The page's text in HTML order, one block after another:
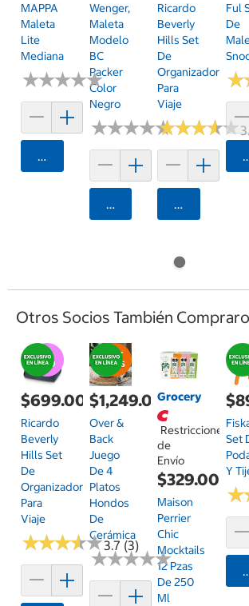
MAPPA
Maleta
Lite
Mediana
★★★★★
★★★★★
Agregar
Wenger,
Maleta
Modelo
BC
Packer
Color
Negro
★★★★★
★★★★★
Agregar
Ricardo
Beverly
Hills Set
De
Organizadores
Para
Viaje
★★★★★
★★★★★
Agregar
Ful
De
★
★
Otros Socios También
$699.00
Ricardo
Beverly
Hills Set
De
Organizadores
Para
Viaje
★★★★★
★★★★★3.7 (3)
$1,249.00
Over &
Back
Juego
De 4
Platos
Hondos
De
Cerámica
★★★★★
★★★★★
Grocery
Restricciones
de
Envío
$329.00
Maison
Perrier
Chic
Mocktails
12 Pzas
De 250
Ml
Set
Y
★
★